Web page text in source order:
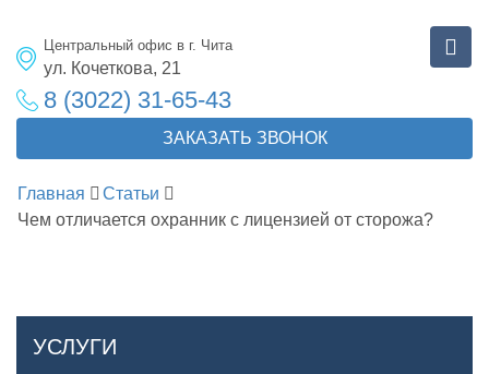
Центральный офис в г. Чита
ул. Кочеткова, 21
8 (3022) 31-65-43
ЗАКАЗАТЬ ЗВОНОК
Главная
Статьи
Чем отличается охранник с лицензией от сторожа?
УСЛУГИ